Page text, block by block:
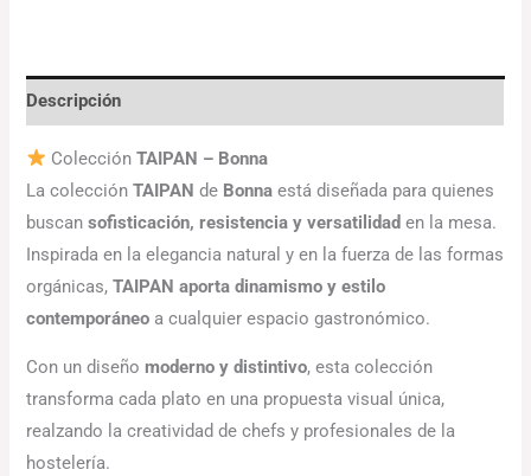
Descripción
ColecciónTAIPAN – Bonna
La colecciónTAIPAN de Bonna está diseñada para quienes
buscansofisticación, resistencia y versatilidad en la mesa.
Inspirada en la elegancia natural y en la fuerza de las formas
orgánicas,TAIPAN aporta dinamismo y estilo
contemporáneo a cualquier espacio gastronómico.
Con un diseñomoderno y distintivo, esta colección
transforma cada plato en una propuesta visual única,
realzando la creatividad de chefs y profesionales de la
hostelería.